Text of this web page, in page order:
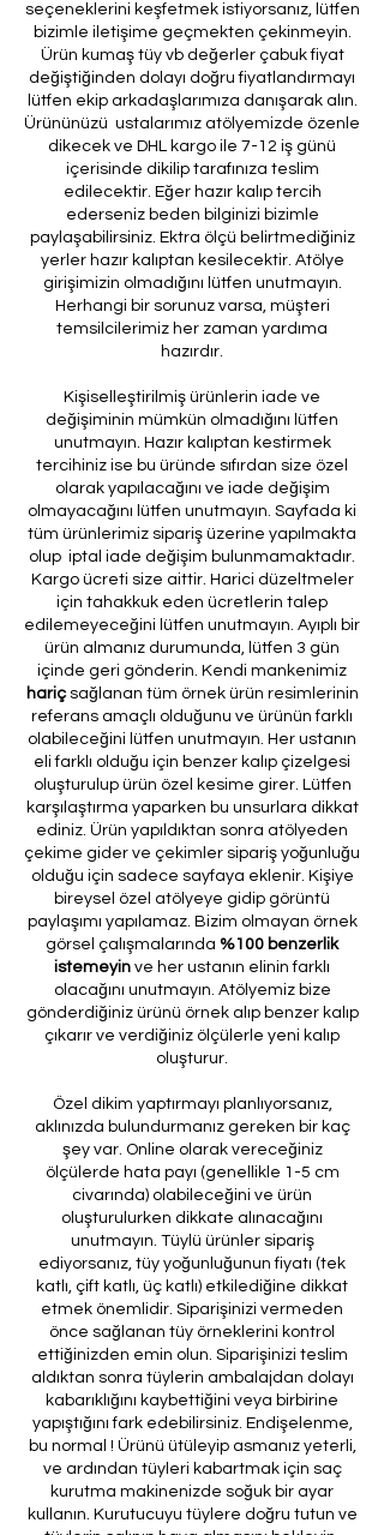
seçeneklerini keşfetmek istiyorsanız, lütfen
bizimle iletişime geçmekten çekinmeyin.
Ürün kumaş tüy vb değerler çabuk fiyat
değiştiğinden dolayı doğru fiyatlandırmayı
lütfen ekip arkadaşlarımıza danışarak alın.
Ürününüzü ustalarımız atölyemizde özenle
dikecek ve DHL kargo ile 7-12 iş günü
içerisinde dikilip tarafınıza teslim
edilecektir. Eğer hazır kalıp tercih
ederseniz beden bilginizi bizimle
paylaşabilirsiniz. Ektra ölçü belirtmediğiniz
yerler hazır kalıptan kesilecektir. Atölye
girişimizin olmadığını lütfen unutmayın.
Herhangi bir sorunuz varsa, müşteri
temsilcilerimiz her zaman yardıma
hazırdır.
Kişiselleştirilmiş ürünlerin iade ve
değişiminin mümkün olmadığını lütfen
unutmayın. Hazır kalıptan kestirmek
tercihiniz ise bu üründe sıfırdan size özel
olarak yapılacağını ve iade değişim
olmayacağını lütfen unutmayın. Sayfada ki
tüm ürünlerimiz sipariş üzerine yapılmakta
olup iptal iade değişim bulunmamaktadır.
Kargo ücreti size aittir. Harici düzeltmeler
için tahakkuk eden ücretlerin talep
edilemeyeceğini lütfen unutmayın. Ayıplı bir
ürün almanız durumunda, lütfen 3 gün
içinde geri gönderin. Kendi mankenimiz
hariçsağlanan tüm örnek ürün resimlerinin
referans amaçlı olduğunu ve ürünün farklı
olabileceğini lütfen unutmayın. Her ustanın
eli farklı olduğu için benzer kalıp çizelgesi
oluşturulup ürün özel kesime girer. Lütfen
karşılaştırma yaparken bu unsurlara dikkat
ediniz. Ürün yapıldıktan sonra atölyeden
çekime gider ve çekimler sipariş yoğunluğu
olduğu için sadece sayfaya eklenir. Kişiye
bireysel özel atölyeye gidip görüntü
paylaşımı yapılamaz. Bizim olmayan örnek
görsel çalışmalarında %100 benzerlik
istemeyin ve her ustanın elinin farklı
olacağını unutmayın. Atölyemiz bize
gönderdiğiniz ürünü örnek alıp benzer kalıp
çıkarır ve verdiğiniz ölçülerle yeni kalıp
oluşturur.
Özel dikim yaptırmayı planlıyorsanız,
aklınızda bulundurmanız gereken bir kaç
şey var. Online olarak vereceğiniz
ölçülerde hata payı (genellikle 1-5 cm
civarında) olabileceğini ve ürün
oluşturulurken dikkate alınacağını
unutmayın. Tüylü ürünler sipariş
ediyorsanız, tüy yoğunluğunun fiyatı (tek
katlı, çift katlı, üç katlı) etkilediğine dikkat
etmek önemlidir. Siparişinizi vermeden
önce sağlanan tüy örneklerini kontrol
ettiğinizden emin olun. Siparişinizi teslim
aldıktan sonra tüylerin ambalajdan dolayı
kabarıklığını kaybettiğini veya birbirine
yapıştığını fark edebilirsiniz. Endişelenme,
bu normal ! Ürünü ütüleyip asmanız yeterli,
ve ardından tüyleri kabartmak için saç
kurutma makinenizde soğuk bir ayar
kullanın. Kurutucuyu tüylere doğru tutun ve